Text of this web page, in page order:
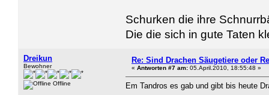
Schurken die ihre
Die die sich in gute Taten
Dreikun
Bewohner
Offline
Re: Sind Drachen Säugetiere oder
« Antworten #7 am: 05.April.2010, 18:55:48 »
Em Tandros es gab und gibt bis heute